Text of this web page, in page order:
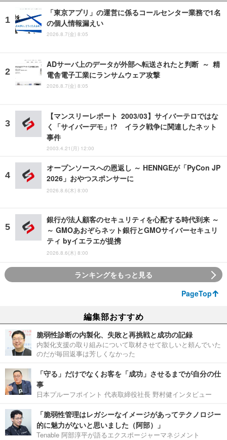
「東京アプリ」の運営に係るコールセンター業務で1名
の個人情報漏えい
2026.8.7(金) 8:05
ADサーバ上のデータが外部へ転送されたと判断 ～ 精
電舎電子工業にランサムウェア攻撃
2026.8.7(金) 8:05
【マンスリーレポート 2003/03】サイバーテロではな
く「サイバーデモ」!? イラク戦争に関連したネット
事件
2003.4.21(月) 12:00
オープンソースへの恩返し ～ HENNGEが「PyCon JP
2026」おやつスポンサーに
2026.8.6(木) 8:00
銀行が法人顧客のセキュリティを心配する時代到来 ～
～ GMOあおぞらネット銀行とGMOサイバーセキュリ
ティ byイエラエが提携
2026.8.6(木) 8:00
ランキングをもっと見る
PageTop
編集部おすすめ
脆弱性診断の内製化、失敗と再挑戦と成功の記録
内製化支援の取り組みについて取材させて欲しいと頼んでいた
のだが毎回返事は芳しくなかった
「守る」だけでなくお客を「成功」させるまでが自分の仕
事
日本プルーフポイント 代表取締役社長 野村健インタビュー
「脆弱性管理はレガシーなイメージがあってテクノロジー
的に魅力がないと思いました（阿部）」
Tenable 阿部淳平が語るエクスポージャーマネジメント